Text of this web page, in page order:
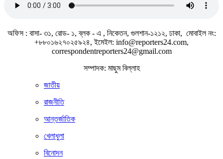
অফিস : বাসা- ৩১, রোড- ১, ব্লক - এ , নিকেতন, গুলশান-১২১২, ঢাকা, মোবাইল নং:
+৮৮০১৬২৭০২৫৯২৪, ইমেইল: info@reporters24.com,
correspondentreporters24@gmail.com
সম্পাদক: মাছুম বিল্লাহ
জাতীয়
রাজনীতি
আন্তর্জাতিক
খেলাধুলা
বিনোদন